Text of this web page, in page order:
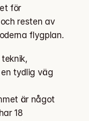
för
resten av
flygplan.
tydlig väg
är något
18